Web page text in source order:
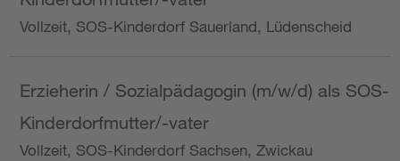
Vollzeit, SOS-Kinderdorf Sauerland, Lüdenscheid
Erzieherin / Sozialpädagogin (m/w/d) als SOS-
Kinderdorfmutter/-vater
Vollzeit, SOS-Kinderdorf Sachsen, Zwickau